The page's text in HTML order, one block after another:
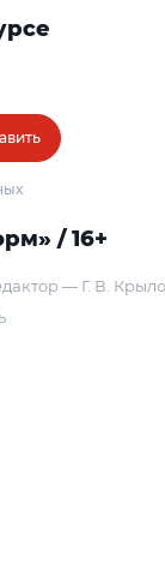
/ 16+
— Г. В.